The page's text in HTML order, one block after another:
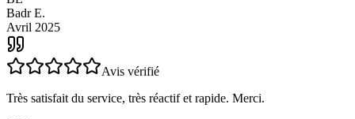
Service très professionnel et impeccable. Merci beaucoup.
BE
Badr E.
Avril 2025